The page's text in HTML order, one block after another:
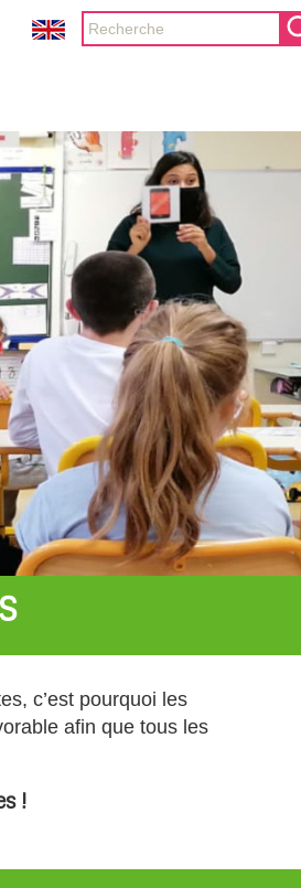
c’est pourquoi les
afin que tous les
!